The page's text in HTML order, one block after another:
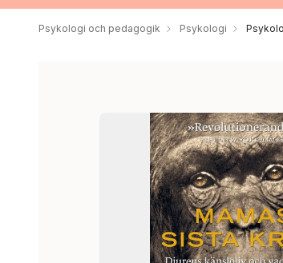
Psykologi och pedagogik Psykologi